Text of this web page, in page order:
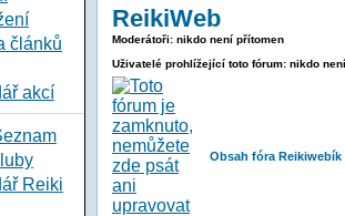
článků
akcí
Reiki
ReikiWeb
Moderátoři: nikdo není přítomen
Uživatelé prohlížející toto fórum: nikdo
Obsah fóra Reikiwebík